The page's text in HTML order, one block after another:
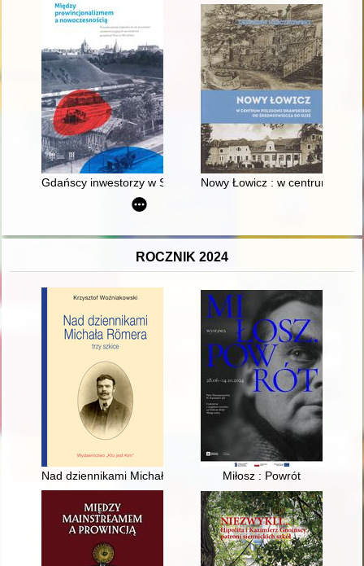
Gdańscy inwestorzy w Sopocie : prestiż finansowy i
Nowy Łowicz : w centrum
ROCZNIK 2024
Nad dziennikami Michała Römera : trzy szkice
Miłosz : Powrót